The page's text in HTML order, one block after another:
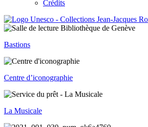
Crédits
Bastions
Centre d’iconographie
La Musicale